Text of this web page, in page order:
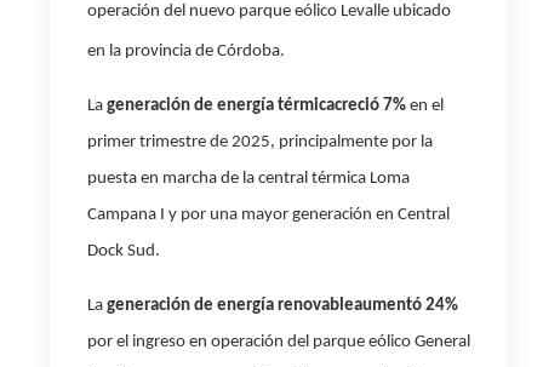
operación del nuevo parque eólico Levalle ubicado
en la provincia de Córdoba.
La generación de energía térmicacreció 7% en el
primer trimestre de 2025, principalmente por la
puesta en marcha de la central térmica Loma
Campana I y por una mayor generación en Central
Dock Sud.
La generación de energía renovableaumentó 24%
por el ingreso en operación del parque eólico General